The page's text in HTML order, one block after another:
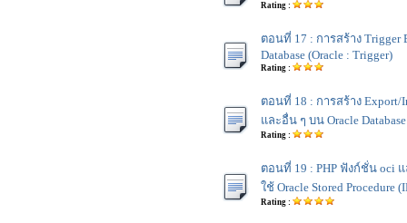
Rating :
ตอนที่ 17 : การสร้าง Trigger
Database (Oracle : Trigger)
Rating :
ตอนที่ 18 : การสร้าง Export/
และอื่น ๆ บน Oracle Database
Rating :
ตอนที่ 19 : PHP ฟังก์ชั่น oci
ใช้ Oracle Stored Procedure
Rating :